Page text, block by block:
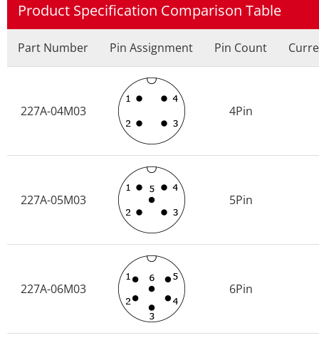
Product Specification Comparison Table
Part Number Pin Assignment Pin Count
227A-04M03 4Pin
227A-05M03 5Pin
227A-06M03 6Pin